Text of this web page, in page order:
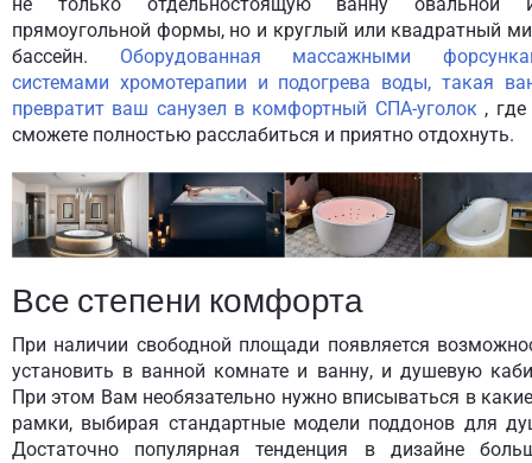
прямоугольной формы, но и круглый или квадратный
бассейн. Оборудованная массажными
системами хромотерапии и подогрева воды, такая
превратит ваш санузел в комфортный СПА-уголок ,
сможете полностью расслабиться и приятно отдохнуть.
Все степени комфорта
При наличии свободной площади появляется
установить в ванной комнате и ванну, и душевую
При этом Вам необязательно нужно вписываться в
рамки, выбирая стандартные модели поддонов для
Достаточно популярная тенденция в дизайне